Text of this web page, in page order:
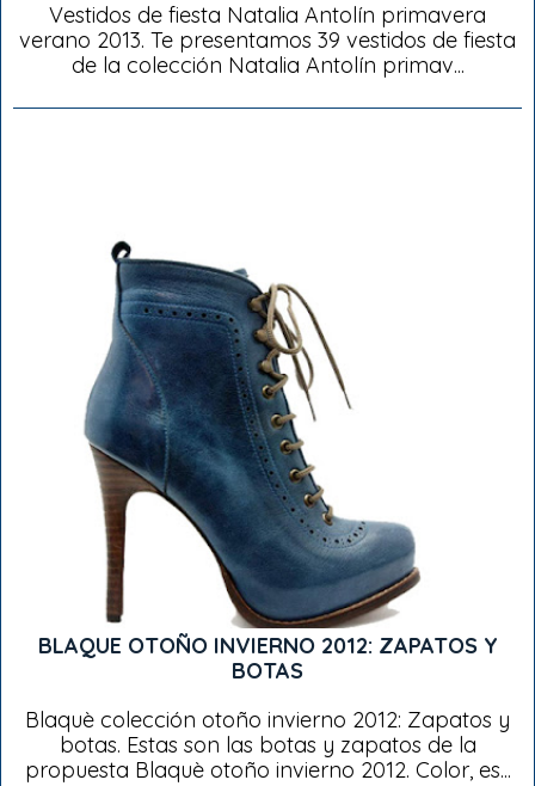
Vestidos de fiesta Natalia Antolín primavera
verano 2013. Te presentamos 39 vestidos de fiesta
de la colección Natalia Antolín primav...
BLAQUE OTOÑO INVIERNO 2012: ZAPATOS Y
BOTAS
Blaquè colección otoño invierno 2012: Zapatos y
botas. Estas son las botas y zapatos de la
propuesta Blaquè otoño invierno 2012. Color, es...